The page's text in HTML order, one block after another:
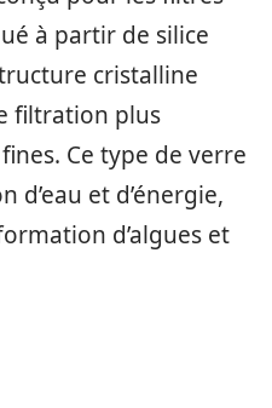
à partir de silice
cristalline
filtration plus
Ce type de verre
et d’énergie,
d’algues et